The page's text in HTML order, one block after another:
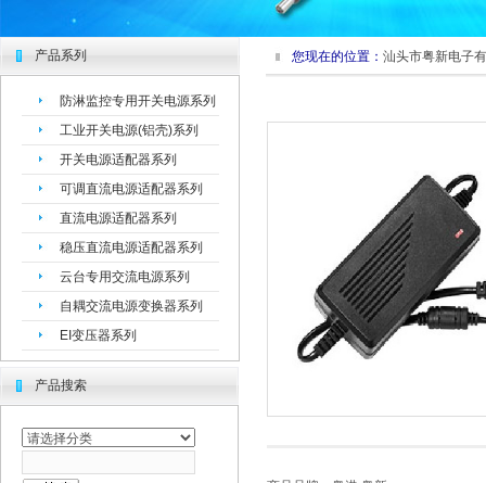
您现在的位置： 汕头市粤新电子
产品系列
防淋监控专用开关电源系列
工业开关电源(铝壳)系列
开关电源适配器系列
可调直流电源适配器系列
直流电源适配器系列
稳压直流电源适配器系列
云台专用交流电源系列
自耦交流电源变换器系列
EI变压器系列
产品搜索